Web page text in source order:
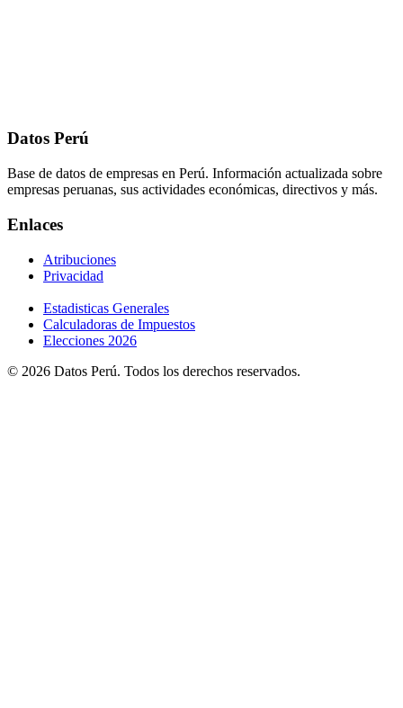
Datos Perú
Base de datos de empresas en Perú. Información actualizada sobre
empresas peruanas, sus actividades económicas, directivos y más.
Enlaces
Atribuciones
Privacidad
Estadisticas Generales
Calculadoras de Impuestos
Elecciones 2026
© 2026 Datos Perú. Todos los derechos reservados.